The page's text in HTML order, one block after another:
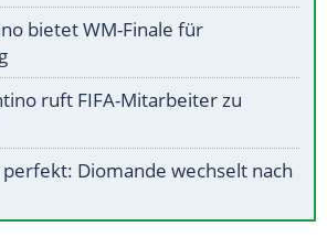
bietet WM-Finale für
ruft FIFA-Mitarbeiter zu
Diomande wechselt nach